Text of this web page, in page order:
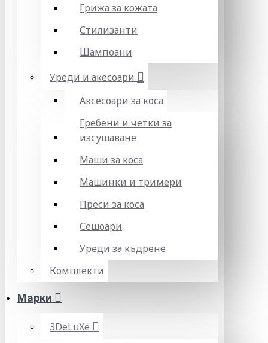
Грижа за кожата
Стилизанти
Шампоани
Уреди и акесоари
Аксесоари за коса
Гребени и четки за
изсушаване
Маши за коса
Машинки и тримери
Преси за коса
Сешоари
Уреди за къдрене
Комплекти
Марки
3DeLuXe